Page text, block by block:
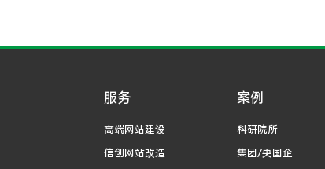
服务
高端网站建设
信创网站改造
案例
科研院所
集团/央国企